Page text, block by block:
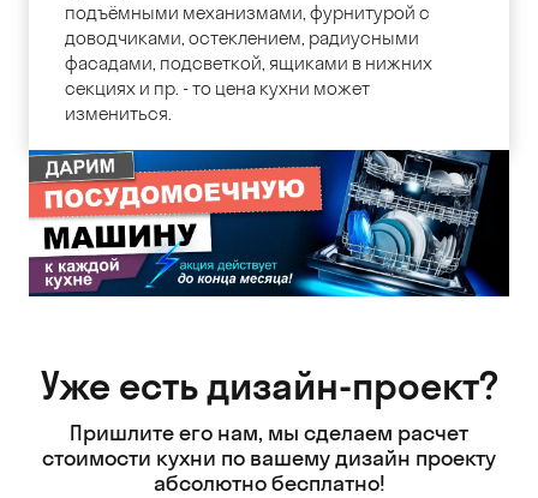
подъёмными механизмами, фурнитурой с
доводчиками, остеклением, радиусными
фасадами, подсветкой, ящиками в нижних
секциях и пр. - то цена кухни может
измениться.
Уже есть дизайн-проект?
Пришлите его нам, мы сделаем расчет
стоимости кухни по вашему дизайн проекту
абсолютно бесплатно!